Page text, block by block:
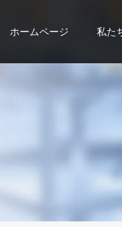
ホームページ 私た